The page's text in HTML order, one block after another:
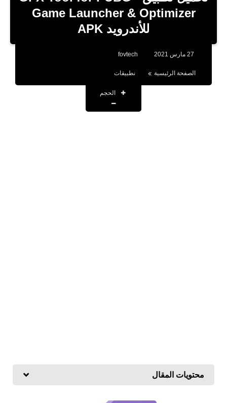
اخبار
تطبيقات
Game Launcher & Optimizer
للأندرويد APK
fovtech
الصفحة الرئيسية نطبيقات
الحجم
محتويات المقال